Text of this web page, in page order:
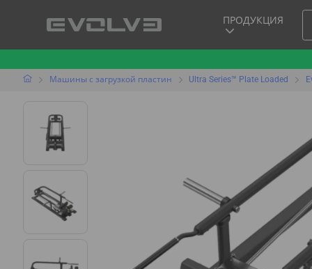
ПРОДУКЦИЯ
Машины с загрузкой пластин Ultra Series™ Plate Loaded